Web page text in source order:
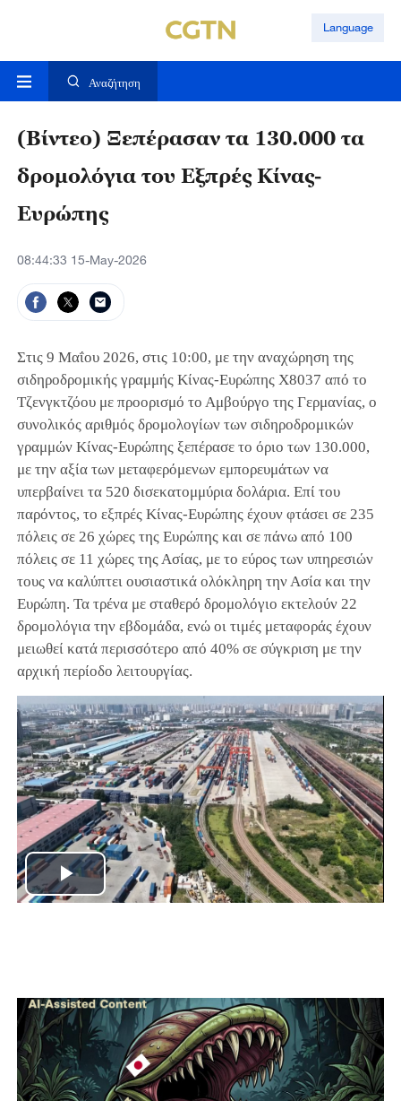
Language
Αναζήτηση
(Βίντεο) Ξεπέρασαν τα 130.000 τα
δρομολόγια του Εξπρές Κίνας-
Ευρώπης
08:44:33 15-May-2026
Στις 9 Μαΐου 2026, στις 10:00, με την αναχώρηση της
σιδηροδρομικής γραμμής Κίνας-Ευρώπης X8037 από το
Τζενγκτζόου με προορισμό το Αμβούργο της Γερμανίας, ο
συνολικός αριθμός δρομολογίων των σιδηροδρομικών
γραμμών Κίνας-Ευρώπης ξεπέρασε το όριο των 130.000,
με την αξία των μεταφερόμενων εμπορευμάτων να
υπερβαίνει τα 520 δισεκατομμύρια δολάρια. Επί του
παρόντος, το εξπρές Κίνας-Ευρώπης έχουν φτάσει σε 235
πόλεις σε 26 χώρες της Ευρώπης και σε πάνω από 100
πόλεις σε 11 χώρες της Ασίας, με το εύρος των υπηρεσιών
τους να καλύπτει ουσιαστικά ολόκληρη την Ασία και την
Ευρώπη. Τα τρένα με σταθερό δρομολόγιο εκτελούν 22
δρομολόγια την εβδομάδα, ενώ οι τιμές μεταφοράς έχουν
μειωθεί κατά περισσότερο από 40% σε σύγκριση με την
αρχική περίοδο λειτουργίας.
Play